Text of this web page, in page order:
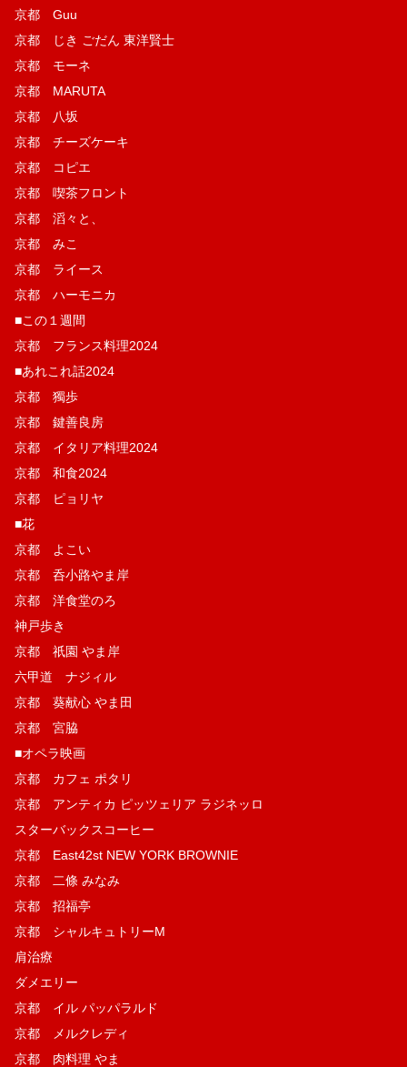
京都 Guu
京都 じき ごだん 東洋賢士
京都 モーネ
京都 MARUTA
京都 八坂
京都 チーズケーキ
京都 コピエ
京都 喫茶フロント
京都 滔々と、
京都 みこ
京都 ライース
京都 ハーモニカ
■この１週間
京都 フランス料理2024
■あれこれ話2024
京都 獨歩
京都 鍵善良房
京都 イタリア料理2024
京都 和食2024
京都 ピョリヤ
■花
京都 よこい
京都 呑小路やま岸
京都 洋食堂のろ
神戸歩き
京都 祇園 やま岸
六甲道 ナジィル
京都 葵献心 やま田
京都 宮脇
■オペラ映画
京都 カフェ ポタリ
京都 アンティカ ピッツェリア ラジネッロ
スターバックスコーヒー
京都 East42st NEW YORK BROWNIE
京都 二條 みなみ
京都 招福亭
京都 シャルキュトリーM
肩治療
ダメエリー
京都 イル パッパラルド
京都 メルクレディ
京都 肉料理 やま